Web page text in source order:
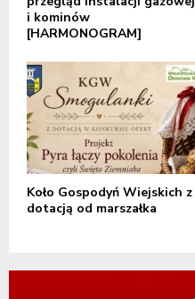
i kominów
[HARMONOGRAM]
Koło Gospodyń Wiejskich z
dotacją od marszałka